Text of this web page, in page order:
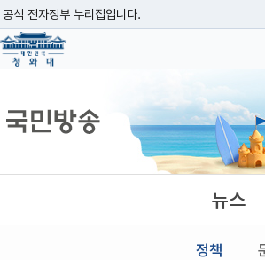
식 전자정부 누리집입니다.
하기
다른 도메인 주소를 사용하고 있다면 아래 URL에서
기
뉴스
정책